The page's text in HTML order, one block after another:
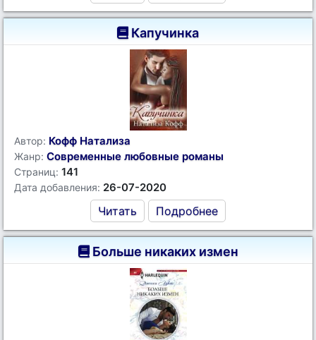
Капучинка
Автор: Кофф Натализа
Жанр: Современные любовные романы
Страниц: 141
Дата добавления: 26-07-2020
Читать Подробнее
Больше никаких измен